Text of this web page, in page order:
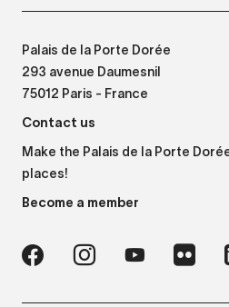
Palais de la Porte Dorée
293 avenue Daumesnil
75012 Paris - France
Contact us
Make the Palais de la Porte
places!
Become a member